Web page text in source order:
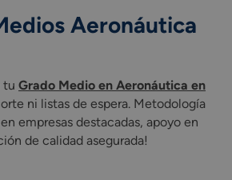
Aeronáutica
tu Grado Medio en Aeronáutica en
ni listas de espera. Metodología
empresas destacadas, apoyo en
de calidad asegurada!